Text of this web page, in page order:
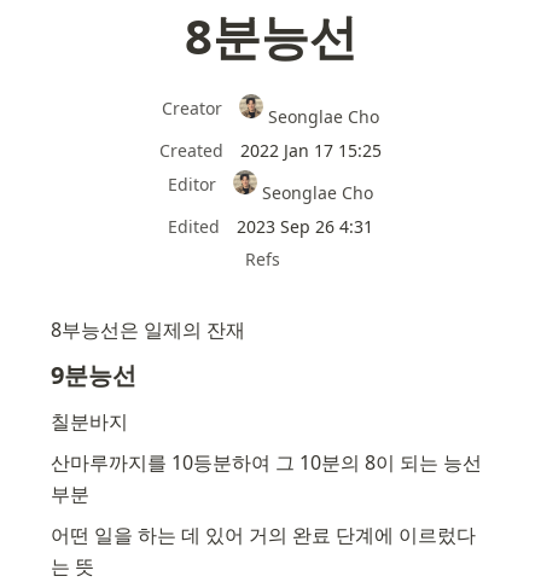
8분능선
Creator
Seonglae Cho
Created
2022 Jan 17 15:25
Editor
Seonglae Cho
Edited
2023 Sep 26 4:31
Refs
8부능선은 일제의 잔재
9분능선
칠분바지
산마루까지를 10등분하여 그 10분의 8이 되는 능선
부분
어떤 일을 하는 데 있어 거의 완료 단계에 이르렀다
는 뜻